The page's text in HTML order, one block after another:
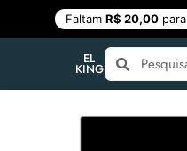
Faltam R$ 20,00para
EL
KING